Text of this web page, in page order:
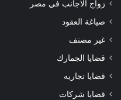
زواج الاجانب في مصر
صياغة العقود
غير مصنف
قضايا الجمارك
قضايا تجاريه
قضايا شركات